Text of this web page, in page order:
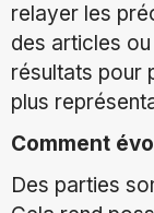
relayer les
des articles
résultats pour
plus
Comment
Des parties